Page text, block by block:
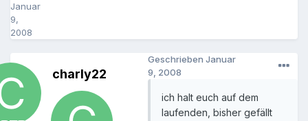
Januar
9,
2008
charly22
Geschrieben Januar
9, 2008
ich halt euch auf dem
laufenden, bisher gefällt